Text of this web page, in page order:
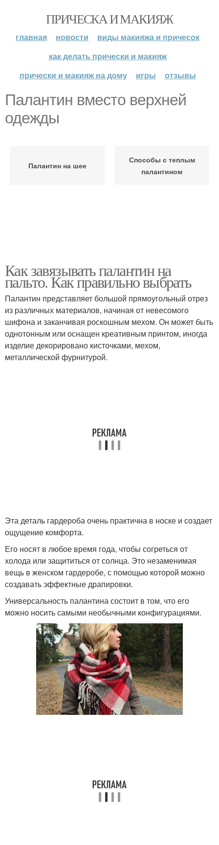
ПРИЧЕСКА И МАКИЯЖ
главная новости
виды макияжа и причесок
как делать прически и макияж
прически и макияж на дому
игры отзывы
Палантин вместо верхней
одежды
Палантин на шее
Способы с теплым
палантином
Как завязывать палантин на
пальто. Как правильно выбрать
Палантин представляет большой прямоугольный отрез
из различных материалов, начиная от невесомого
шифона и заканчивая роскошным мехом. Он может быть
однотонным или оснащен креативным принтом, иногда
изделие декорировано кисточками, мехом,
металлической фурнитурой.
Эта деталь гардероба очень практична в носке и создает
ощущение комфорта.
Его носят в любое время года, чтобы согреться от
холода или защититься от солнца. Это незаменимая
вещь в женском гардеробе, с помощью которой можно
создавать эффектные драпировки.
Универсальность палантина состоит в том, что его
можно носить самыми необычными конфигурациями.